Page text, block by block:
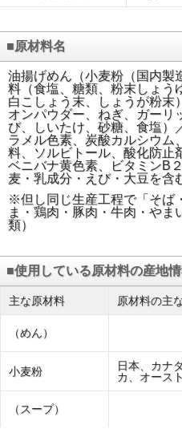
■原材料名
油揚げめん（小麦粉（国内製
料（食塩、糖類、粉末しょう
白こしょう末、しょうが粉末
オンパウダー、ねぎ、ガーリ
び、しいたけ、砂糖、食塩）
ラメル色素、炭酸カルシウム
料、ソルビトール、酸化防止
ベニバナ黄色素、ビタミンB
麦・乳成分・えび・大豆を含
※但し同じ生産工程で「そば
ま・鶏肉・豚肉・牛肉・や
類）
■使用している原材料の産地
主な原材料 原材料の主
（めん）
小麦粉
日本、カナ
カ、オース
（スープ）